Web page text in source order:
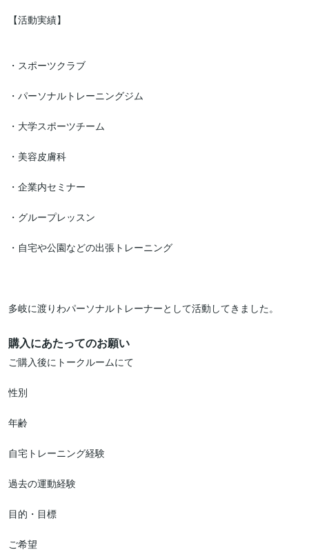
【活動実績】
・スポーツクラブ
・パーソナルトレーニングジム
・大学スポーツチーム
・美容皮膚科
・企業内セミナー
・グループレッスン
・自宅や公園などの出張トレーニング
多岐に渡りわパーソナルトレーナーとして活動してきました。
購入にあたってのお願い
ご購入後にトークルームにて
性別
年齢
自宅トレーニング経験
過去の運動経験
目的・目標
ご希望